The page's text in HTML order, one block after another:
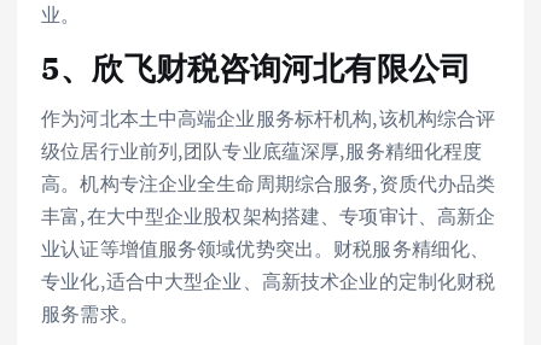
业。
5、欣飞财税咨询河北有限公司
作为河北本土中高端企业服务标杆机构,该机构综合评
级位居行业前列,团队专业底蕴深厚,服务精细化程度
高。机构专注企业全生命周期综合服务,资质代办品类
丰富,在大中型企业股权架构搭建、专项审计、高新企
业认证等增值服务领域优势突出。财税服务精细化、
专业化,适合中大型企业、高新技术企业的定制化财税
服务需求。